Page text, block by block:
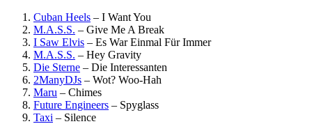
Cuban Heels – I Want You
M.A.S.S. – Give Me A Break
I Saw Elvis – Es War Einmal Für Immer
M.A.S.S. – Hey Gravity
Die Sterne – Die Interessanten
2ManyDJs – Wot? Woo-Hah
Maru – Chimes
Future Engineers – Spyglass
Taxi – Silence